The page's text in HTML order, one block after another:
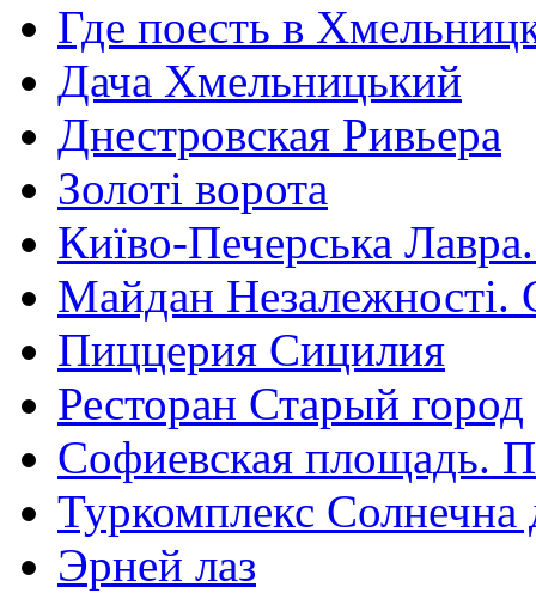
Где поесть в
Дача Хмельницький
Днестровская Ривьера
Золоті ворота
Київо-Печерська
Майдан Незалежності.
Пиццерия Сицилия
Ресторан Старый город
Софиевская площадь.
Туркомплекс Солнечна
Эрней лаз